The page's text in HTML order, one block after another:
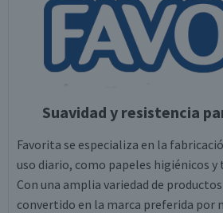
Suavidad y resistencia
Favorita se especializa en la
uso diario, como papeles higiénicos
Con una amplia variedad de
convertido en la marca preferida por